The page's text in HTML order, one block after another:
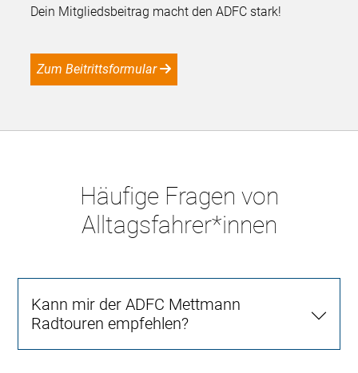
Dein Mitgliedsbeitrag macht den ADFC stark!
Zum Beitrittsformular
Häufige Fragen von
Alltagsfahrer*innen
Kann mir der ADFC Mettmann
Radtouren empfehlen?